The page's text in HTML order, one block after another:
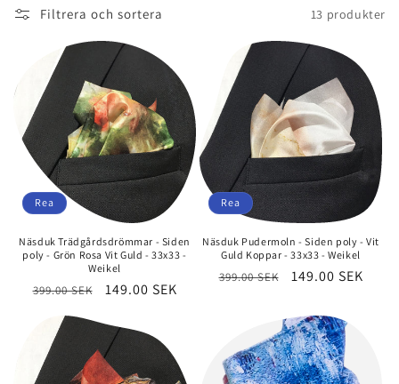
o
d
u
k
t
s
e
r
i
e
:
Filtrera och sortera 13 produkter
Rea
Näsduk Trädgårdsdrömmar - Siden
poly - Grön Rosa Vit Guld - 33x33 -
Weikel
Ordinarie
399.00 SEK Försäljningspris
149.00 SEK
Rea
Näsduk Pudermoln - Siden poly - Vit
Guld Koppar - 33x33 - Weikel
Ordinarie
399.00 SEK 149.00 SEK